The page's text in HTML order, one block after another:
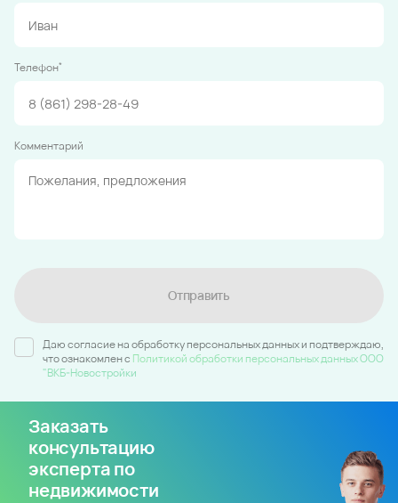
Телефон*
Комментарий
Отправить
Даю согласие на обработку персональных данных и подтверждаю,
что ознакомлен c Политикой обработки персональных данных ООО
"ВКБ-Новостройки
Заказать
консультацию
эксперта по
недвижимости